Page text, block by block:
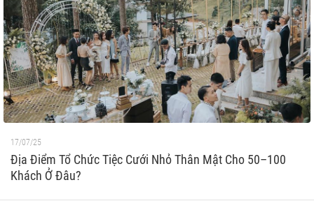
17/07/25
Địa Điểm Tổ Chức Tiệc Cưới Nhỏ Thân Mật Cho 50–100
Khách Ở Đâu?